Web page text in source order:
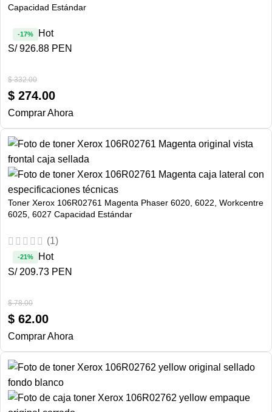
Capacidad Estándar
$332.00
$ 274.00
-17%
Hot
S/ 926.88 PEN
Comprar Ahora
Toner Xerox 106R02761 Magenta Phaser 6020, 6022, Workcentre
6025, 6027 Capacidad Estándar
(1)
$78.00
$ 62.00
-21%
Hot
S/ 209.73 PEN
Comprar Ahora